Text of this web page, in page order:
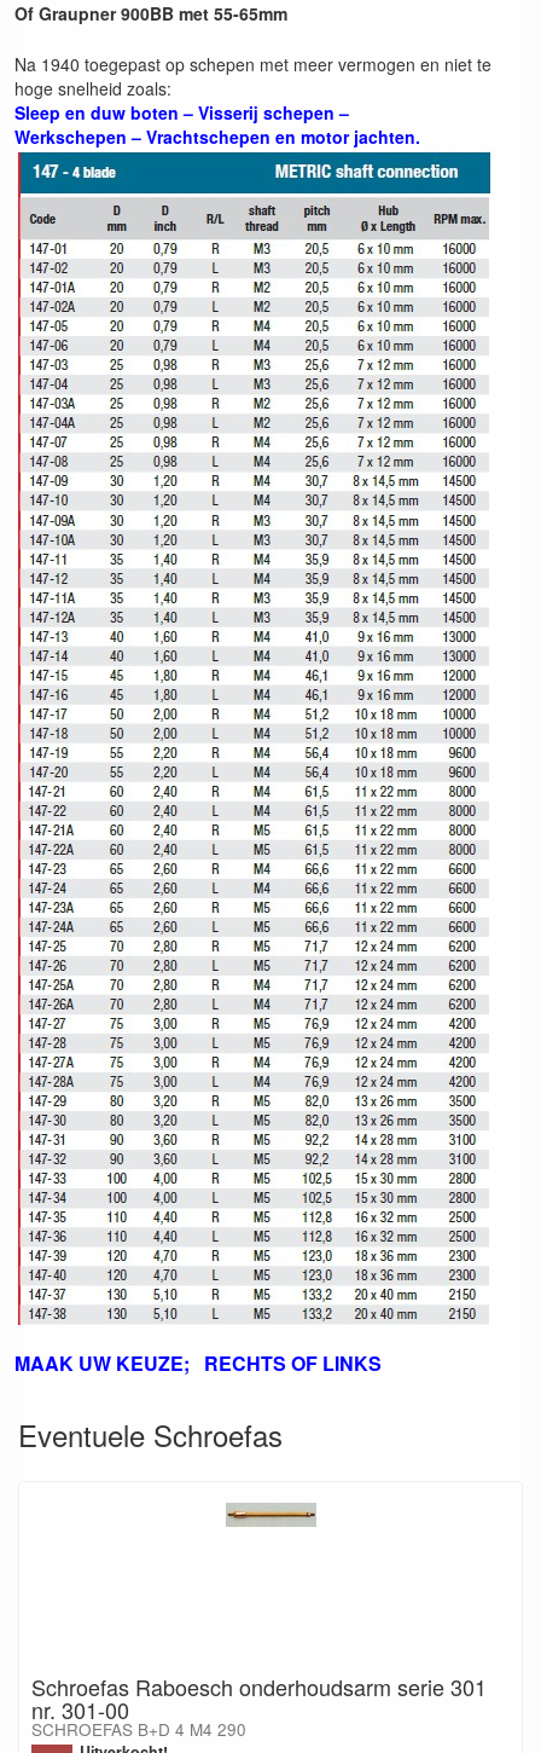
Of Graupner 900BB met 55-65mm
Na 1940 toegepast op schepen met meer vermogen en niet te
hoge snelheid zoals:
Sleep en duw boten – Visserij schepen –
Werkschepen – Vrachtschepen en motor jachten.
MAAK UW KEUZE; RECHTS OF LINKS
Eventuele Schroefas
Schroefas Raboesch onderhoudsarm serie 301
nr. 301-00
SCHROEFAS B+D 4 M4 290